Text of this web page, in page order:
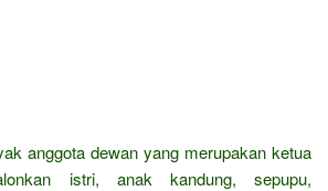
anggota dewan yang merupakan ketua
istri, anak kandung, sepupu,